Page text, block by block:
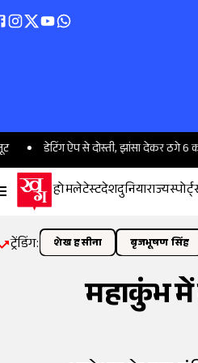
डेटिंग ऐप से दोस्ती, झांसा देकर ठगे 6 करोड़
होमलेटेस्टदेशदुनियाराज्य
ट्रेंडिंग: शेख हसीना बृजभूषण सिंह
महाकुंभ में